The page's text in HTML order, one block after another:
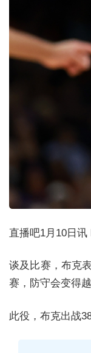
直播吧1月10日讯
谈及比赛，布克
赛，防守会变得
此役，布克出战